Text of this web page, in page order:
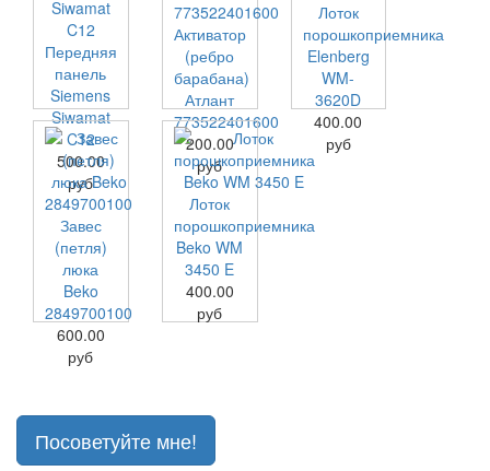
Передняя
панель
Siemens
Siwamat
C12
500.00
руб
Активатор
(ребро
барабана)
Атлант
773522401600
200.00
руб
Лоток
порошкоприемника
Elenberg
WM-
3620D
400.00
руб
Завес
(петля)
люка
Beko
2849700100
600.00
руб
Лоток
порошкоприемника
Beko WM
3450 E
400.00
руб
Посоветуйте мне!